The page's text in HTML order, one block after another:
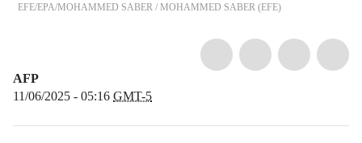
EFE/EPA/MOHAMMED SABER / MOHAMMED SABER (EFE)
AFP
11/06/2025 - 05:16 GMT-5